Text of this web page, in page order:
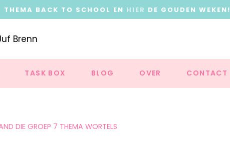
THEMA BACK TO SCHOOL EN HIER DE GOUDEN WEKEN!
TASK BOX BLOG OVER CONTACT
DIE GROEP 7 THEMA WORTELS